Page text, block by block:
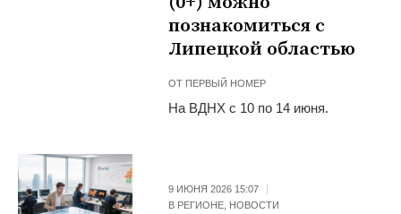
познакомиться с
Липецкой областью
ОТ ПЕРВЫЙ НОМЕР
На ВДНХ с 10 по 14 июня.
9 ИЮНЯ 2026 15:07
В РЕГИОНЕ, НОВОСТИ